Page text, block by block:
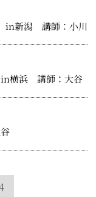
in新潟 講師：小川
in横浜 講師：大谷